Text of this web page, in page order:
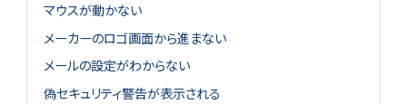
マウスが動かない
メーカーのロゴ画面から進まない
メールの設定がわからない
偽セキュリティ警告が表示される